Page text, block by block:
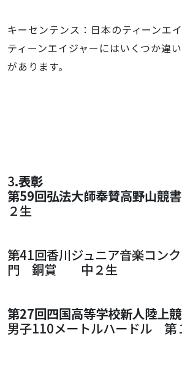
キーセンテンス：日本のティーンエ
ティーンエイジャーにはいくつか違い
があります。
3.表彰
第59回弘法大師奉賛高野山競
２生
第41回香川ジュニア音楽コン
門 銅賞 中２生
第27回四国高等学校新人陸上
男子110メートルハードル